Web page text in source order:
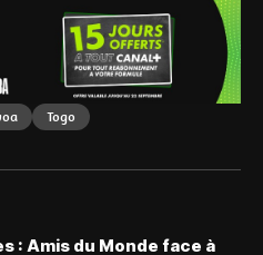
Togo
: Amis du Monde face à